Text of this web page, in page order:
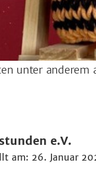
unter
e.V.
am: 26. Januar